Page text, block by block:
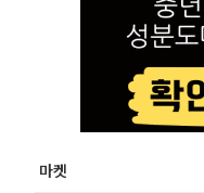
마켓